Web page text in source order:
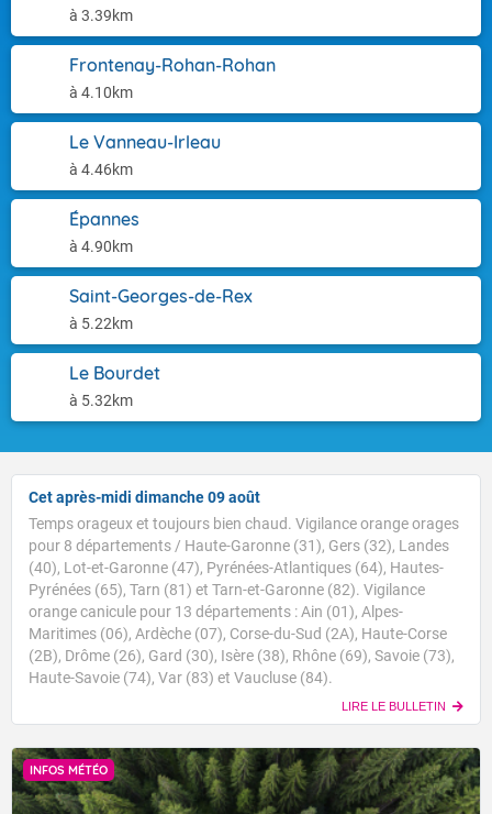
à 3.39km
Frontenay-Rohan-Rohan
à 4.10km
Le Vanneau-Irleau
à 4.46km
Épannes
à 4.90km
Saint-Georges-de-Rex
à 5.22km
Le Bourdet
à 5.32km
Cet après-midi dimanche 09 août
Temps orageux et toujours bien chaud. Vigilance orange orages
pour 8 départements / Haute-Garonne (31), Gers (32), Landes
(40), Lot-et-Garonne (47), Pyrénées-Atlantiques (64), Hautes-
Pyrénées (65), Tarn (81) et Tarn-et-Garonne (82). Vigilance
orange canicule pour 13 départements : Ain (01), Alpes-
Maritimes (06), Ardèche (07), Corse-du-Sud (2A), Haute-Corse
(2B), Drôme (26), Gard (30), Isère (38), Rhône (69), Savoie (73),
Haute-Savoie (74), Var (83) et Vaucluse (84).
LIRE LE BULLETIN
INFOS MÉTÉO